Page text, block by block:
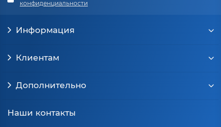
конфиденциальности
Информация
Клиентам
Дополнительно
Наши контакты